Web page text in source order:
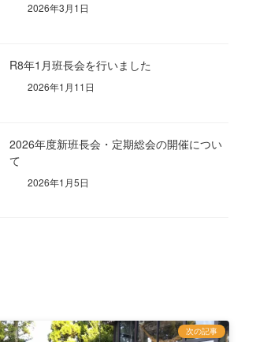
2026年3月1日
R8年1月班長会を行いました
2026年1月11日
2026年度新班長会・定期総会の開催につい
て
2026年1月5日
次の記事